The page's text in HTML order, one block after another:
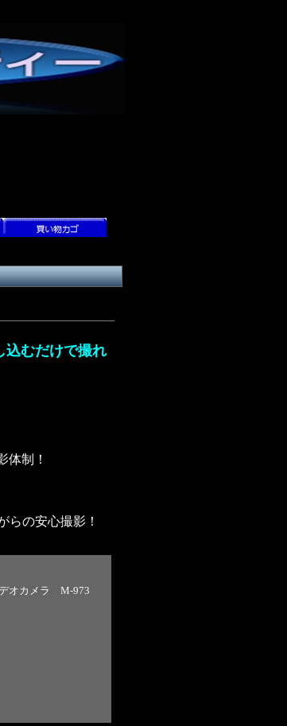
込むだけで撮れ
体制！
らの安心撮影！
オカメラ M-973